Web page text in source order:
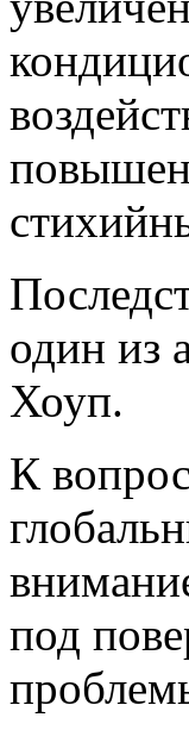
один из
Хоуп.
К
под